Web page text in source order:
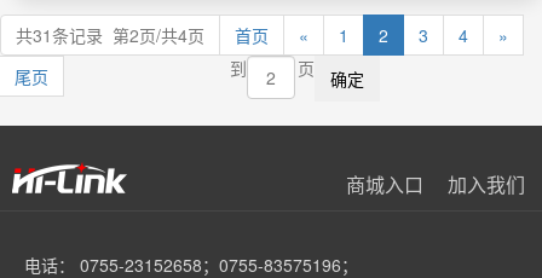
共31条记录 第2页/共4页 首页 « 1 2 3 4
»
尾页
到 页
商城入口 加入我们
电话： 0755-23152658；0755-83575196；